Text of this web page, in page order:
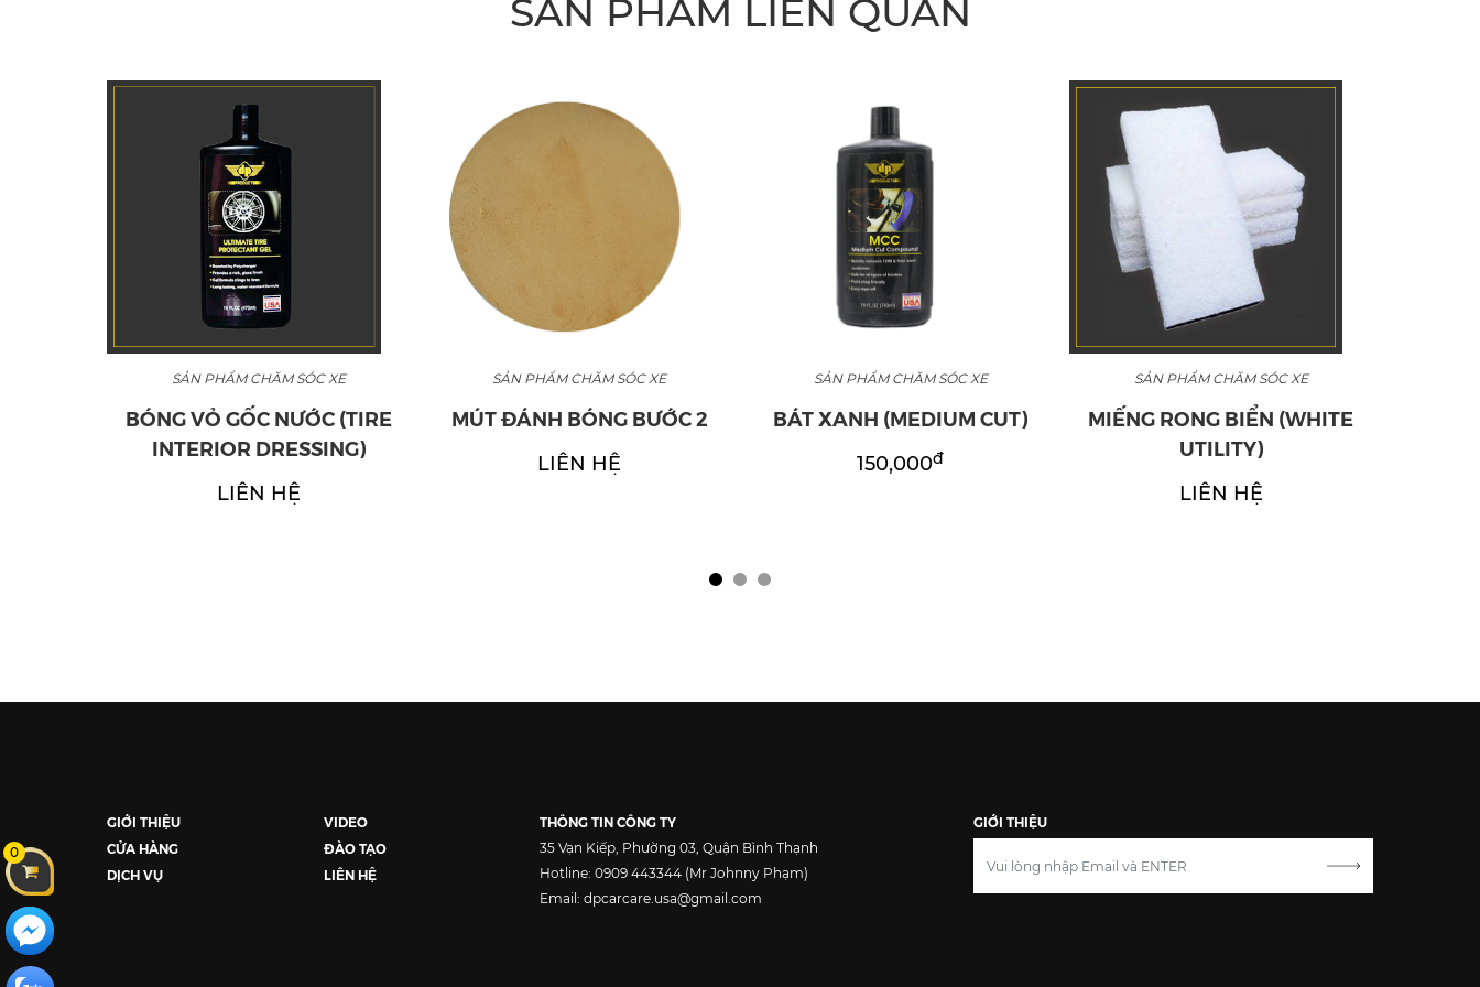
SẢN PHẨM LIÊN QUAN
SẢN PHẨM CHĂM SÓC XE
BÓNG VỎ GỐC NƯỚC (TIRE
INTERIOR DRESSING)
LIÊN HỆ
SẢN PHẨM CHĂM SÓC XE
MÚT ĐÁNH BÓNG BƯỚC 2
LIÊN HỆ
SẢN PHẨM CHĂM SÓC XE
BÁT XANH (MEDIUM CUT)
150,000đ
SẢN PHẨM CHĂM SÓC XE
MIẾNG RONG BIỂN (WHITE
UTILITY)
LIÊN HỆ
GIỚI THIỆU
CỬA HÀNG
DỊCH VỤ
VIDEO
ĐÀO TẠO
LIÊN HỆ
THÔNG TIN CÔNG TY
35 Vạn Kiếp, Phường 03, Quận Bình Thạnh
Hotline: 0909 443344 (Mr Johnny Phạm)
Email: dpcarcare.usa@gmail.com
GIỚI THIỆU
0